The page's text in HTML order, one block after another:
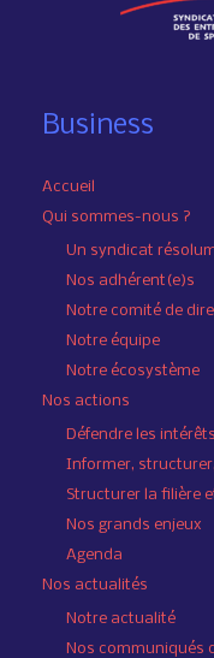
Business
Accueil
Qui sommes-nous ?
Un syndicat
Nos adhérent(e)s
Notre comité de
Notre équipe
Notre écosystème
Nos actions
Défendre les
Informer,
Structurer la filière
Nos grands enjeux
Agenda
Nos actualités
Notre actualité
Nos communiqués